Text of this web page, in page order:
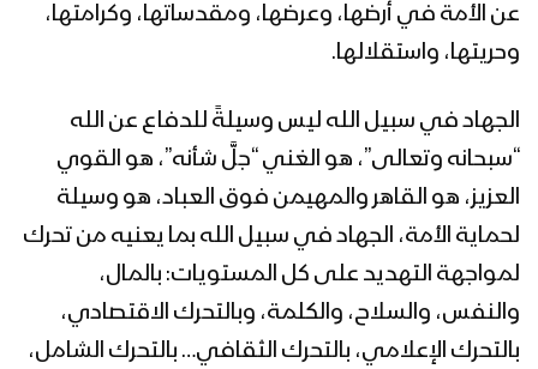
السلام القحوم – إبراهيم الجلال – 1442هـ
ميادين الجهاد – مباركة انتصار المقاومة
الفلسطينية في معركة سيف القدس –
من جبهات الجوف
زامل قضيتنا الأساسية | عيسى الليث
1442هـ
عن الأمة في أرضها، وعرضها، ومقدساتها، وكرامتها،
وحريتها، واستقلالها.
الجهاد في سبيل الله ليس وسيلةً للدفاع عن الله
“سبحانه وتعالى”، هو الغني “جلَّ شأنه”، هو القوي
العزيز، هو القاهر والمهيمن فوق العباد، هو وسيلة
لحماية الأمة، الجهاد في سبيل الله بما يعنيه من تحرك
لمواجهة التهديد على كل المستويات: بالمال،
والنفس، والسلاح، والكلمة، وبالتحرك الاقتصادي،
بالتحرك الإعلامي، بالتحرك الثقافي… بالتحرك الشامل،